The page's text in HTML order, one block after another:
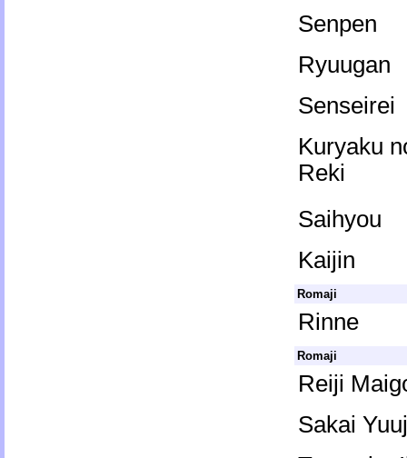
Senpen
Ryuugan
Senseirei
Kuryaku
Reki
Saihyou
Kaijin
Romaji
Rinne
Romaji
Reiji
Sakai